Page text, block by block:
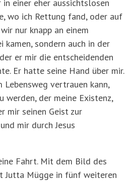
in einer eher aussichtslosen
wo ich Rettung fand, oder auf
nur knapp an einem
sondern auch in der
er mir die entscheidenden
Er hatte seine Hand über mir.
Lebensweg vertrauen kann,
werden, der meine Existenz,
mir seinen Geist zur
mir durch Jesus
Fahrt. Mit dem Bild des
Jutta Mügge in fünf weiteren